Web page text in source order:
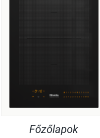
Főzőlapok